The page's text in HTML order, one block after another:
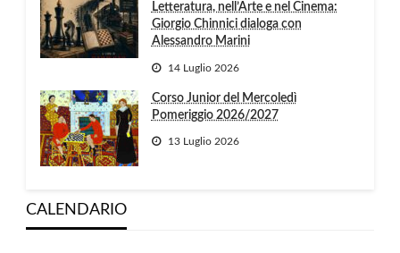
Letteratura, nell’Arte e nel Cinema:
Giorgio Chinnici dialoga con
Alessandro Marini
14 Luglio 2026
Corso Junior del Mercoledì
Pomeriggio 2026/2027
13 Luglio 2026
CALENDARIO